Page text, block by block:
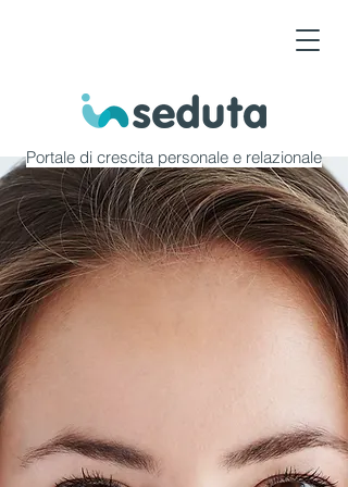
Portale di crescita personale e relazionale